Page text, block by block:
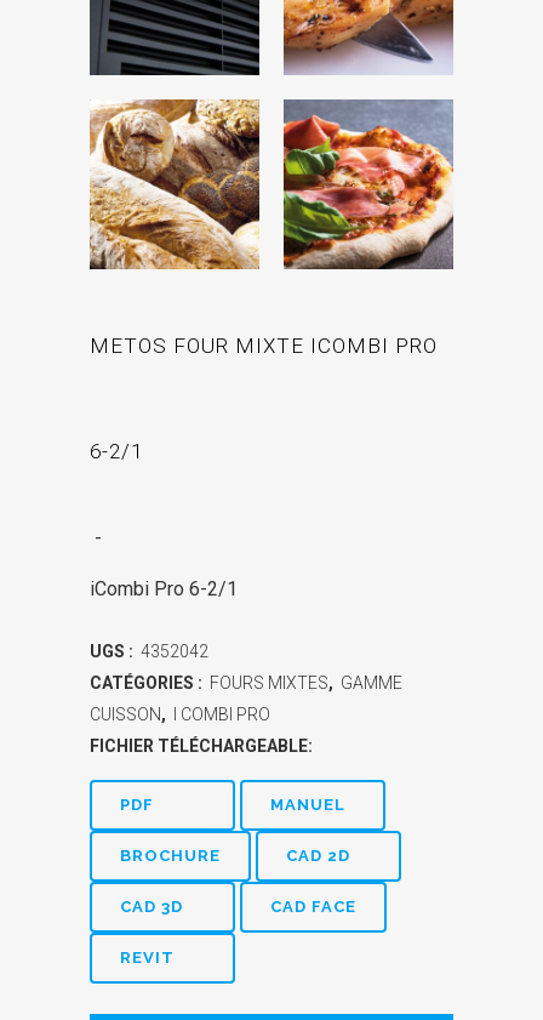
METOS FOUR MIXTE ICOMBI PRO
6-2/1
-
iCombi Pro 6-2/1
UGS : 4352042
CATÉGORIES : FOURS MIXTES, GAMME
CUISSON,
I COMBI PRO
FICHIER TÉLÉCHARGEABLE:
PDF MANUEL
BROCHURE CAD 2D
CAD 3D CAD FACE
REVIT